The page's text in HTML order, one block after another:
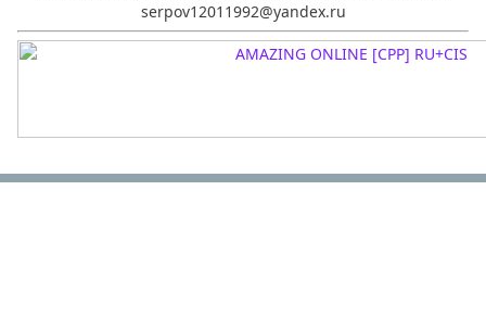
serpov12011992@yandex.ru